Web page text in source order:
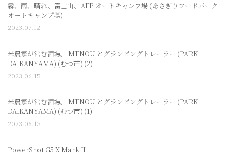
霧、雨、晴れ、富士山、AFP オートキャンプ場 (あさぎりフードパーク
オートキャンプ場)
2023.07.12
米農家が営む酒場。 MENOU とグランピングトレーラー (PARK
DAIKANYAMA) (むつ市) (2)
2023.06.15
米農家が営む酒場。 MENOU とグランピングトレーラー (PARK
DAIKANYAMA) (むつ市) (1)
2023.06.13
PowerShot G5 X Mark II